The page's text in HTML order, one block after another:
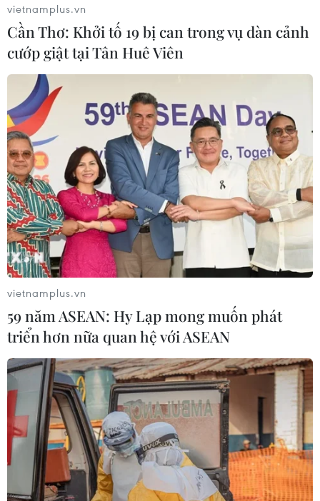
TIN CÙNG CHUYÊN MỤC
vietnamplus.vn
Cần Thơ: Khởi tố 19 bị can trong vụ dàn cảnh
cướp giật tại Tân Huê Viên
vietnamplus.vn
59 năm ASEAN: Hy Lạp mong muốn phát
triển hơn nữa quan hệ với ASEAN